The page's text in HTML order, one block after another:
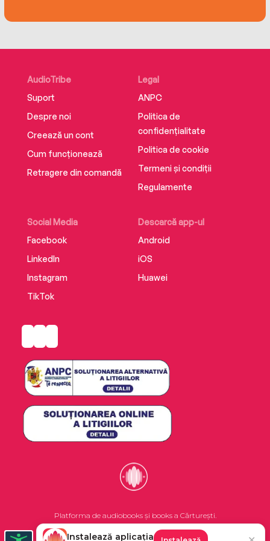
AudioTribe
Suport
Despre noi
Creează un cont
Cum funcționează
Retragere din comandă
Social Media
Facebook
LinkedIn
Instagram
TikTok
Descarcă app-ul
Android
iOS
Huawei
Legal
ANPC
Politica de
confidențialitate
Politica de cookie
Termeni și condiții
Regulamente
Platforma de audiobooks și books a Cărturești.
Instalează aplicația